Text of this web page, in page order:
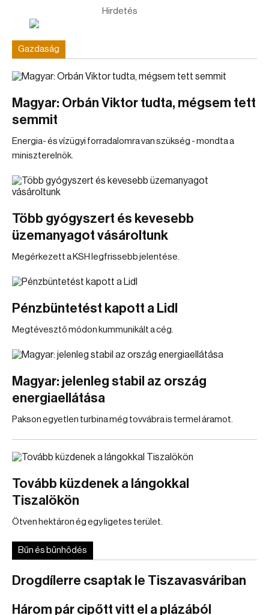
Hirdetés
Gazdaság
Magyar: Orbán Viktor tudta, mégsem tett
semmit
Energia- és vízügyi forradalomra van szükség - mondta a
miniszterelnök.
Több gyógyszert és kevesebb
üzemanyagot vásároltunk
Megérkezett a KSH legfrissebb jelentése.
Pénzbüntetést kapott a Lidl
Megtévesztő módon kummunikált a cég.
Magyar: jelenleg stabil az ország
energiaellátása
Pakson egyetlen turbina még tovvábra is termel áramot.
Tovább küzdenek a lángokkal
Tiszalökön
Ötven hektáron ég egy ligetes terület.
Bűn és bűnhődés
Drogdílerre csaptak le Tiszavasváriban
Három pár cipőtt vitt el a plázából